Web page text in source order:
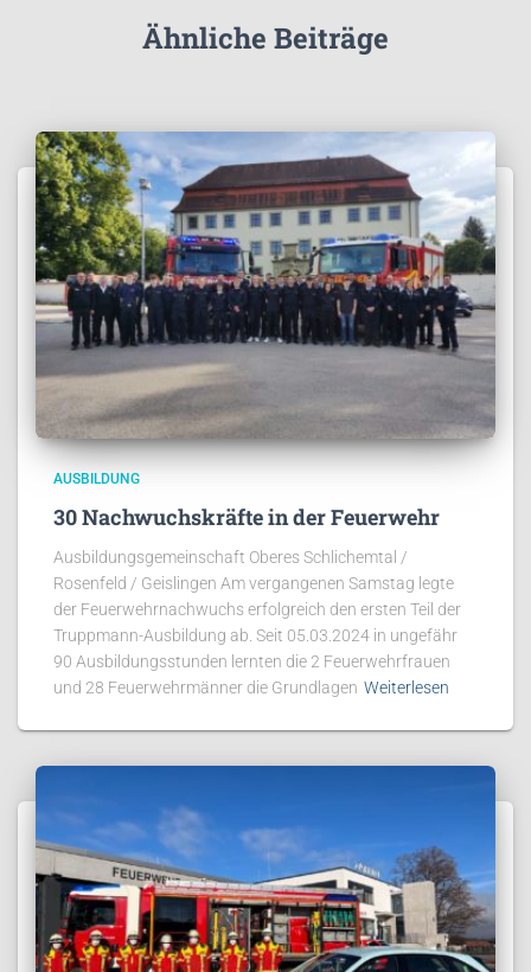
Ähnliche Beiträge
AUSBILDUNG
30 Nachwuchskräfte in der Feuerwehr
Ausbildungsgemeinschaft Oberes Schlichemtal /
Rosenfeld / Geislingen Am vergangenen Samstag legte
der Feuerwehrnachwuchs erfolgreich den ersten Teil der
Truppmann-Ausbildung ab. Seit 05.03.2024 in ungefähr
90 Ausbildungsstunden lernten die 2 Feuerwehrfrauen
und 28 Feuerwehrmänner die Grundlagen Weiterlesen